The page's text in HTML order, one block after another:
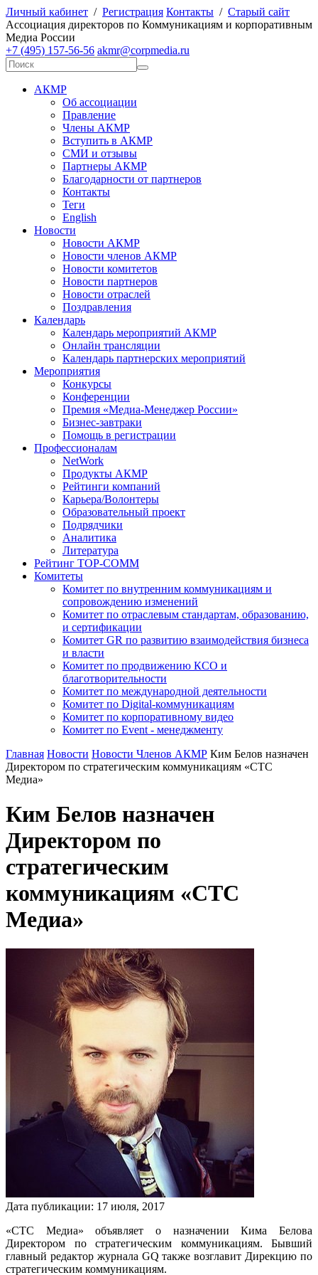
Личный кабинет / Регистрация Контакты / Старый сайт
Ассоциация директоров по Коммуникациям и корпоративным
Медиа России
+7 (495) 157-56-56 akmr@corpmedia.ru
АКМР
Об ассоциации
Правление
Члены АКМР
Вступить в АКМР
СМИ и отзывы
Партнеры АКМР
Благодарности от партнеров
Контакты
Теги
English
Новости
Новости АКМР
Новости членов АКМР
Новости комитетов
Новости партнеров
Новости отраслей
Поздравления
Календарь
Календарь мероприятий АКМР
Онлайн трансляции
Календарь партнерских мероприятий
Мероприятия
Конкурсы
Конференции
Премия «Медиа-Менеджер России»
Бизнес-завтраки
Помощь в регистрации
Профессионалам
NetWork
Продукты АКМР
Рейтинги компаний
Карьера/Волонтеры
Образовательный проект
Подрядчики
Аналитика
Литература
Рейтинг TOP-COMM
Комитеты
Комитет по внутренним коммуникациям и
сопровождению изменений
Комитет по отраслевым стандартам, образованию,
и сертификации
Комитет GR по развитию взаимодействия бизнеса
и власти
Комитет по продвижению КСО и
благотворительности
Комитет по международной деятельности
Комитет по Digital-коммуникациям
Комитет по корпоративному видео
Комитет по Event - менеджменту
Главная Новости Новости Членов АКМР Ким Белов назначен
Директором по стратегическим коммуникациям «СТС
Медиа»
Ким Белов назначен
Директором по
стратегическим
коммуникациям «СТС
Медиа»
Дата публикации: 17 июля, 2017
«СТС Медиа» объявляет о назначении Кима Белова
Директором по стратегическим коммуникациям. Бывший
главный редактор журнала GQ также возглавит Дирекцию по
стратегическим коммуникациям.